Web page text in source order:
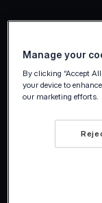
Manage your
By clicking “Accept
your device to
our marketing efforts.